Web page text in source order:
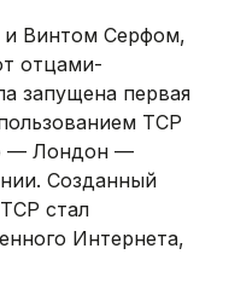
Винтом Серфом,
отцами-
запущена первая
TCP
— Лондон —
Созданный
стал
Интернета,